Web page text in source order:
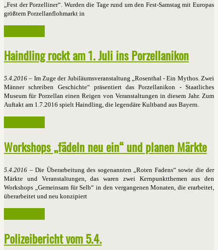
„Fest der Porzelliner“. Wurden die Tage rund um den Fest-Samstag mit Europas
größtem Porzellanflohmarkt in
Haindling rockt am 1. Juli ins Porzellanikon
5.4.2016 – Im Zuge der Jubiläumsveranstaltung „Rosenthal - Ein Mythos. Zwei
Männer schreiben Geschichte“ präsentiert das Porzellanikon - Staatliches
Museum für Porzellan einen Reigen von Veranstaltungen in diesem Jahr. Zum
Auftakt am 1.7.2016 spielt Haindling, die legendäre Kultband aus Bayern.
Workshops „fädeln neu ein“ und planen Märkte
5.4.2016 – Die Überarbeitung des sogenannten „Roten Fadens“ sowie die der
Märkte und Veranstaltungen, das waren zwei Kernpunktthemen aus den
Workshops „Gemeinsam für Selb“ in den vergangenen Monaten, die erarbeitet,
überarbeitet und neu konzipiert
Polizeibericht vom 5.4.